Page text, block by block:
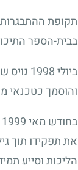
תקופת
בבית-הספר
ביולי1998 גויס
והוסמך כטכנאי
בחודש מאי1999
את תפקידו תוך
הליכות וסייע